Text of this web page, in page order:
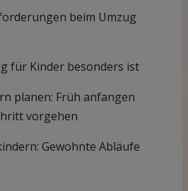
beim Umzug
für Kinder besonders ist
planen: Früh anfangen
vorgehen
Gewohnte Abläufe